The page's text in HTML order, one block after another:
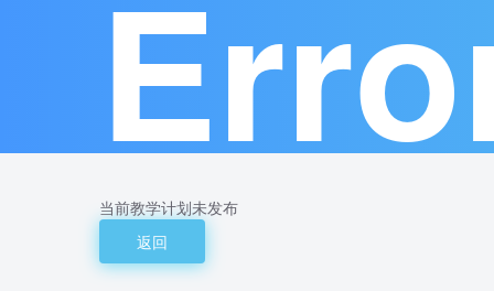
当前教学计划未发布
返回